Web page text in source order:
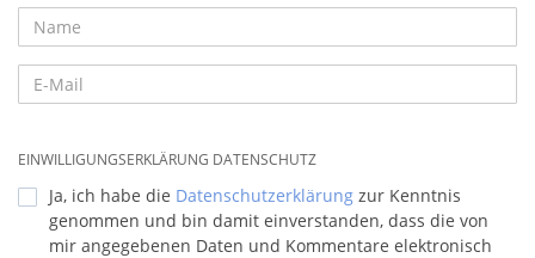
EINWILLIGUNGSERKLÄRUNG DATENSCHUTZ
Ja, ich habe die Datenschutzerklärung zur Kenntnis
genommen und bin damit einverstanden, dass die von
mir angegebenen Daten und Kommentare elektronisch